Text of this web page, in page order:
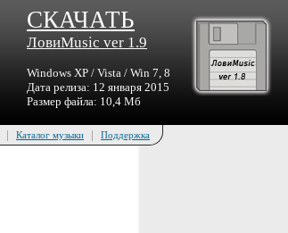
СКАЧАТЬ
ЛовиMusic ver 1.9
Windows XP / Vista / Win 7, 8
Дата релиза: 12 января 2015
Размер файла: 10,4 Мб
| Каталог музыки | Поддержка